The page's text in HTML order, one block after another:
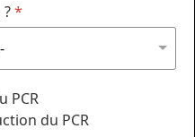
*
PCR
du PCR